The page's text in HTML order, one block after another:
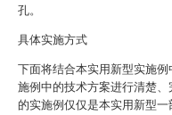
孔。
具体实施方式
下面将结合本实用新型实施
施例中的技术方案进行清楚
的实施例仅仅是本实用新型